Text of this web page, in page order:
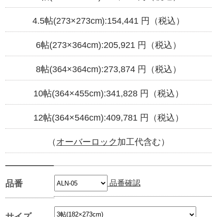
4.5帖(273×273cm):154,441 円（税込）
6帖(273×364cm):205,921円（税込）
8帖(364×364cm):273,874円（税込）
10帖(364×455cm):341,828円（税込）
12帖(364×546cm):409,781円（税込）
（ オーバーロック 加工代含む）
品番 品番確認